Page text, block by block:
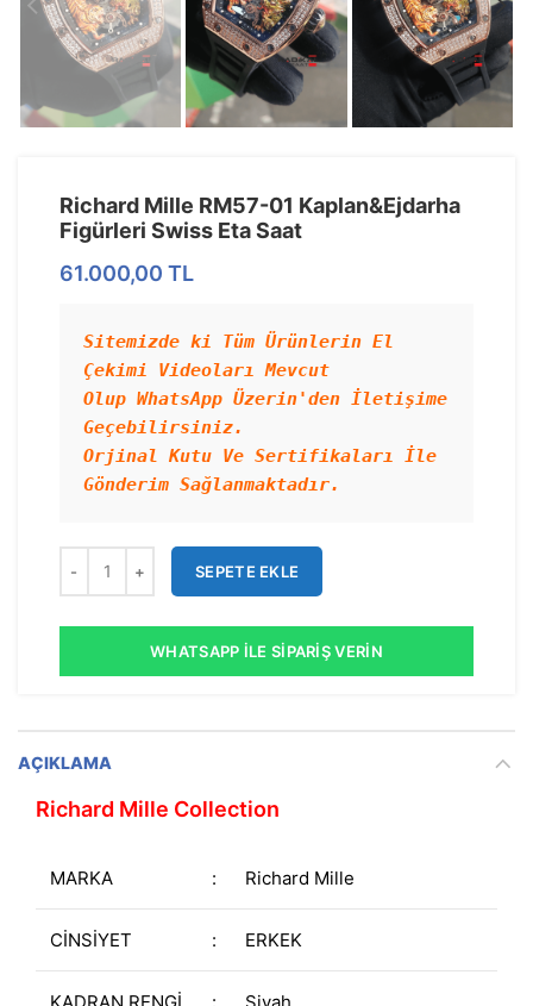
Richard Mille RM57-01 Kaplan&Ejdarha
Figürleri Swiss Eta Saat
61.000,00 TL
Sitemizde ki Tüm Ürünlerin El
Çekimi Videoları Mevcut
Olup WhatsApp Üzerin'den İletişime
Geçebilirsiniz.
Orjinal Kutu Ve Sertifikaları İle
Gönderim Sağlanmaktadır.
SEPETE EKLE
WHATSAPP İLE SIPARIŞ VERIN
AÇIKLAMA
Richard Mille Collection
MARKA : Richard Mille
CİNSİYET : ERKEK